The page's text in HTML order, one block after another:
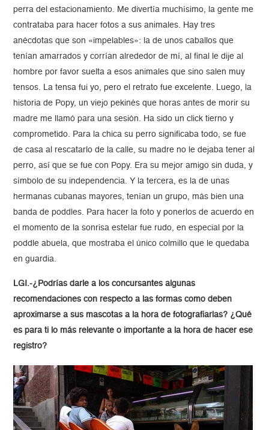
perra del estacionamiento. Me divertía muchísimo, la gente me
contrataba para hacer fotos a sus animales. Hay tres
anécdotas que son «impelables»: la de unos caballos que
tenían amarrados y corrían alrededor de mí, al final le dije al
hombre por favor suelta a esos animales que sino salen muy
tensos. La tensa fui yo, pero el retrato fue excelente. Luego, la
historia de Popy, un viejo pekinés que horas antes de morir su
madre me llamó para una sesión. Ha sido un click tierno y
comprometido. Para la chica su perro significaba todo, se fue
de casa al rescatarlo de la calle, su madre no le dejaba tener al
perro, así que se fue con Popy. Era su mejor amigo sin duda, y
símbolo de su independencia. Y la tercera, es la de unas
hermanas cubanas mayores, tenían un grupo, más bien una
banda de poddles. Para hacer la foto y ponerlos de acuerdo en
el momento de la sonrisa estelar fue rudo, en especial por la
poddle abuela, que mostraba el único colmillo que le quedaba
en guardia.
LGI.-¿Podrías darle a los concursantes algunas
recomendaciones con respecto a las formas como deben
aproximarse a sus mascotas a la hora de fotografiarlas? ¿Qué
es para ti lo más relevante o importante a la hora de hacer ese
registro?